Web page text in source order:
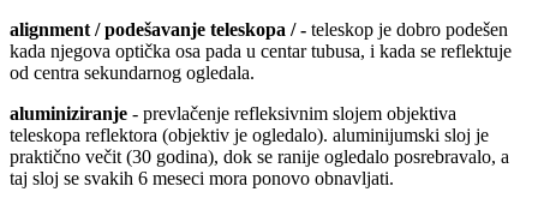
alignment / podešavanje teleskopa / - teleskop je dobro podešen
kada njegova optička osa pada u centar tubusa, i kada se reflektuje
od centra sekundarnog ogledala.
aluminiziranje - prevlačenje refleksivnim slojem objektiva
teleskopa reflektora (objektiv je ogledalo). aluminijumski sloj je
praktično večit (30 godina), dok se ranije ogledalo posrebravalo, a
taj sloj se svakih 6 meseci mora ponovo obnavljati.